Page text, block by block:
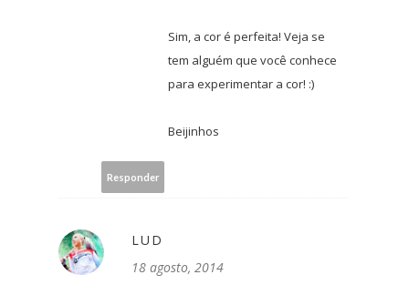
Sim, a cor é perfeita! Veja se
tem alguém que você conhece
para experimentar a cor! :)
Beijinhos
Responder
LUD
18 agosto, 2014